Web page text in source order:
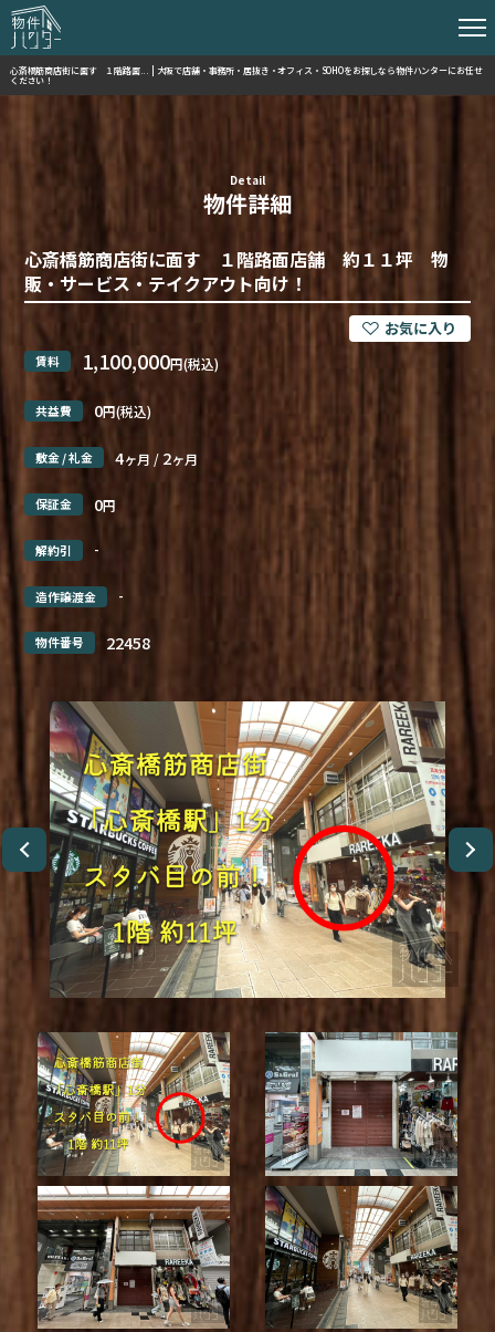
心斎橋筋商店街に面す １階路面... | 大阪で店舗・事務所・居抜き・オフィス・SOHOをお探しなら物件ハンターにお任せ
ください！
Detail
物件詳細
心斎橋筋商店街に面す １階路面店舗 約１１坪 物
販・サービス・テイクアウト向け！
賃料 1,100,000円(税込)
共益費 0円(税込)
敷金 / 礼金 4ヶ月 / 2ヶ月
保証金 0円
解約引 -
造作譲渡金 -
物件番号 22458